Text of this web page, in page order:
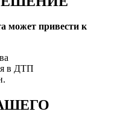
может привести к
в ДТП